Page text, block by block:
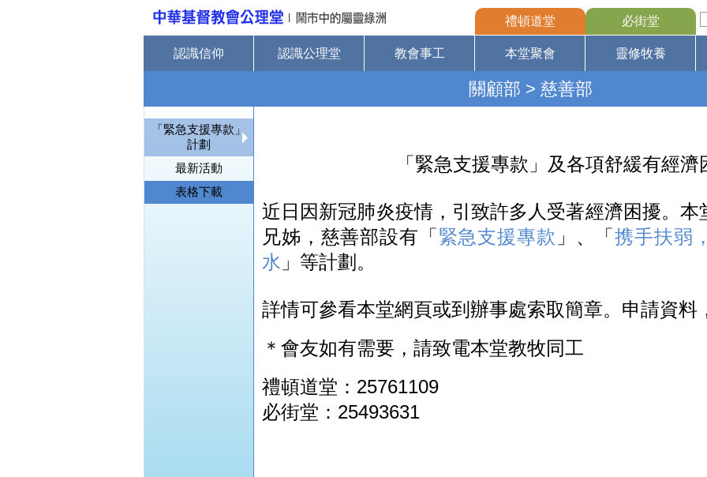
禮頓道堂 必街堂
認識信仰 認識公理堂 教會事工 本堂聚會 靈修牧養
關顧部 > 慈善部
「緊急支援專款」
計劃
最新活動
表格下載
「緊急支援專款」及各項舒緩有經濟
近日因新冠肺炎疫情，引致許多人受著經濟困擾。本
兄姊，慈善部設有「 緊急支援專款 」、「携手扶弱
水 」等計劃。
詳情可參看本堂網頁或到辦事處索取簡章。申請資料
＊會友如有需要，請致電本堂教牧同工
禮頓道堂：25761109
必街堂：25493631